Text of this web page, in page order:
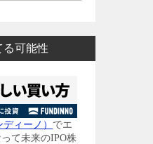
る可能性
ィーノ） でエ
て未来のIPO株